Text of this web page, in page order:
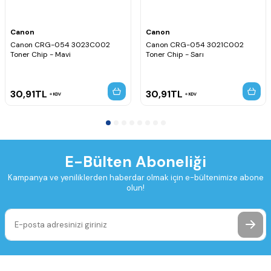
Canon
Canon CRG-054 3023C002
Toner Chip - Mavi
30,91TL KDV
Canon
Canon CRG-054 3021C002
Toner Chip - Sarı
30,91TL KDV
E-Bülten Aboneliği
Kampanya ve yeniliklerden haberdar olmak için e-bültenimize abone
olun!